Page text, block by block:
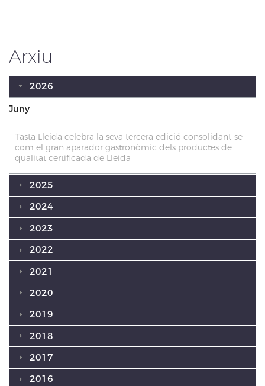
Arxiu
2026
Juny
Tasta Lleida celebra la seva tercera edició consolidant-se
com el gran aparador gastronòmic dels productes de
qualitat certificada de Lleida
2025
2024
2023
2022
2021
2020
2019
2018
2017
2016